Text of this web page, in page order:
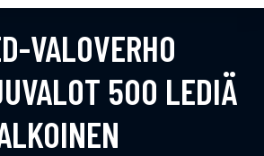
VALOVERHO
500 LEDIÄ